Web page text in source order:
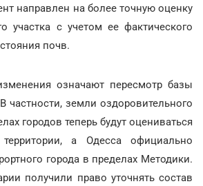
направлен на более точную оценку
участка с учетом ее фактического
почв.
означают пересмотр базы
частности, земли оздоровительного
городов теперь будут оцениваться
а Одесса официально
города в пределах Методики.
получили право уточнять состав